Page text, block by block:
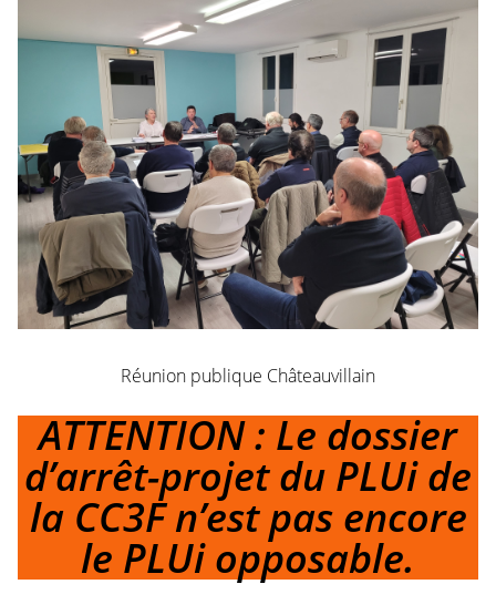
Réunion publique Châteauvillain
ATTENTION : Le dossier
d’arrêt-projet du PLUi de
la CC3F n’est pas encore
le PLUi opposable.